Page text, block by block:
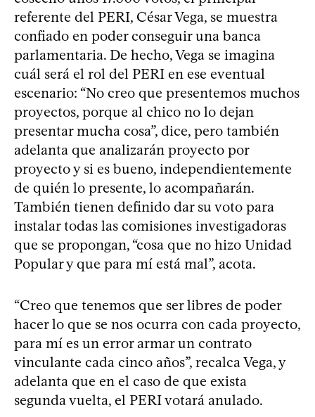
referente del PERI, César Vega, se muestra
confiado en poder conseguir una banca
parlamentaria. De hecho, Vega se imagina
cuál será el rol del PERI en ese eventual
escenario: “No creo que presentemos muchos
proyectos, porque al chico no lo dejan
presentar mucha cosa”, dice, pero también
adelanta que analizarán proyecto por
proyecto y si es bueno, independientemente
de quién lo presente, lo acompañarán.
También tienen definido dar su voto para
instalar todas las comisiones investigadoras
que se propongan, “cosa que no hizo Unidad
Popular y que para mí está mal”, acota.
“Creo que tenemos que ser libres de poder
hacer lo que se nos ocurra con cada proyecto,
para mí es un error armar un contrato
vinculante cada cinco años”, recalca Vega, y
adelanta que en el caso de que exista
segunda vuelta, el PERI votará anulado.